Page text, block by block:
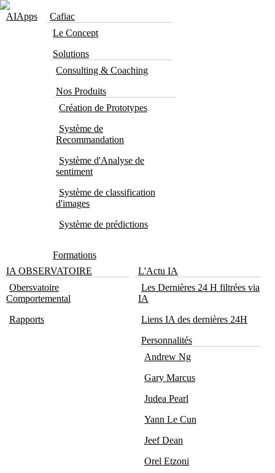
Skip to navigation
Aller au contenu principal
AIApps
Cafiac
Le Concept
Solutions
Consulting & Coaching
Nos Produits
Création de Prototypes
Système de
Recommandation
Système d'Analyse de
sentiment
Système de classification
d'images
Système de prédictions
Formations
IA OBSERVATOIRE
Obersvatoire
Comportemental
Rapports
L'Actu IA
Les Dernières 24 H filtrées via
IA
Liens IA des dernières 24H
Personnalités
Andrew Ng
Gary Marcus
Judea Pearl
Yann Le Cun
Jeef Dean
Orel Etzoni